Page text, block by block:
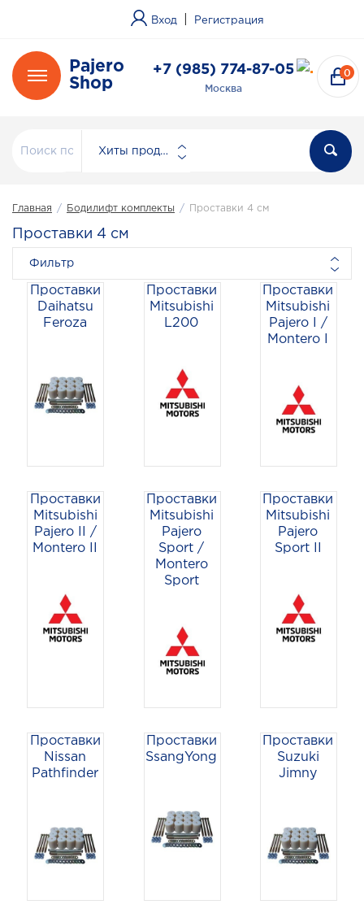
Вход Регистрация
Pajero
Shop
+7 (985) 774-87-05
Москва
0
Хиты продаж
Фильтр
Главная / Бодилифт комплекты / Проставки 4 см
Проставки 4 см
Проставки
Daihatsu
Feroza
Проставки
Mitsubishi
L200
Проставки
Mitsubishi
Pajero I /
Montero I
Проставки
Mitsubishi
Pajero II /
Montero II
Проставки
Mitsubishi
Pajero
Sport /
Montero
Sport
Проставки
Mitsubishi
Pajero
Sport II
Проставки
Nissan
Pathfinder
Проставки
SsangYong
Проставки
Suzuki
Jimny